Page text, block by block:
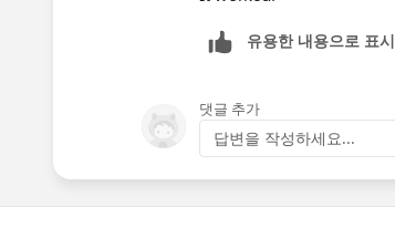
유용한 내용으로 표시
댓글 추가
답변을 작성하세요...